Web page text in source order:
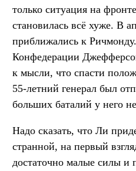
только ситуация на
становилась всё хуже. В
приближались к
Конфедерации
к мысли, что спасти
55-летний генерал был
больших баталий у него
Надо сказать, что Ли
странной, на первый
достаточно малые силы и